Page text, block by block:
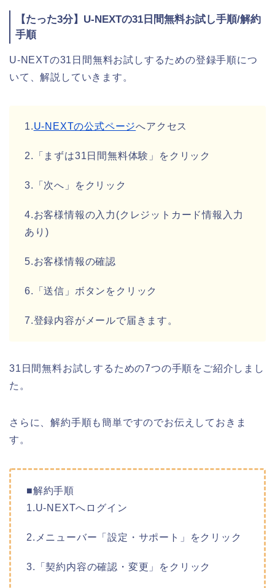
【たった3分】U-NEXTの31日間無料お試し手順/解約
手順
U-NEXTの31日間無料お試しするための登録手順につ
いて、解説していきます。
1.U-NEXTの公式ページへアクセス
2.「まずは31日間無料体験」をクリック
3.「次へ」をクリック
4.お客様情報の入力(クレジットカード情報入力
あり)
5.お客様情報の確認
6.「送信」ボタンをクリック
7.登録内容がメールで届きます。
31日間無料お試しするための7つの手順をご紹介しまし
た。
さらに、解約手順も簡単ですのでお伝えしておきま
す。
■解約手順
1.U-NEXTへログイン
2.メニューバー「設定・サポート」をクリック
3.「契約内容の確認・変更」をクリック